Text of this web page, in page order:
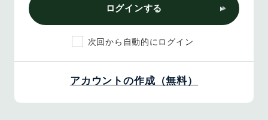
ログインする
次回から自動的にログイン
アカウントの作成（無料）